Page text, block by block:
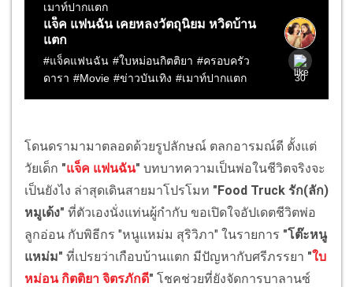
โดนดรามามาตลอดด้วยรูปลักษณ์ ตลกอารมณ์ดี ตั้งแต่
วัยเด็ก "แจ็ค แฟนฉัน" บทบาทความเป็นพ่อในชีวิตจริงจะ
เป็นยังไง ล่าสุดเดินสายมาโปรโมท "Food Truck รัก(ลัก)
หมูเด้ง" ที่ตัวเองนั่งแท่นผู้กำกับ ขอเปิดใจอัปเดตชีวิตพ่อ
ลูกอ่อน กับพิธีกร "หนูแหม่ม สุริวิภา" ในรายการ "โต๊ะหนู
แหม่ม" ที่เปรยว่าเกือบบ้านแตก มีปัญหากับศรีภรรยา "ใบ
หม่อน กิตติยา จิตรภักดี" โชคช่วยที่ยังจัดการบาลานซ์